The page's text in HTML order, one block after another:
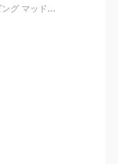
【並行輸入品】 カネボウ KANEBO スクラビング マッド ウォッシュ 130g